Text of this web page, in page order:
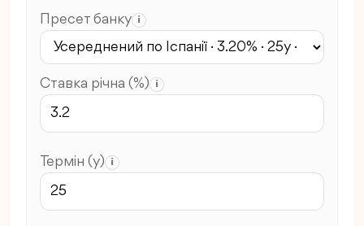
Пресет банку i
Ставка річна (%) i
Термін (y) i